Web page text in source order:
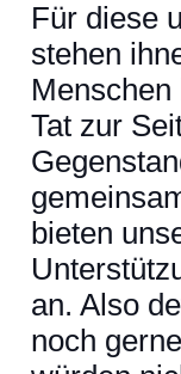
Für diese
stehen
Menschen
Tat zur
bieten
an. Also
noch